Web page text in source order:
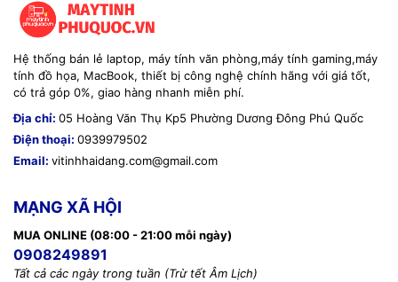
#ChuộtCóDâyLogitech #ChuộtGamingPhúQuốc
#ViTinhHaiDang #GamingGearPhuQuoc
#GamingMouseLogitech #PhuQuocGamingStore
📋Thông Số Kỹ Thuật:
Thông số Chi tiết
Cảm biến
DPI tối đa 25.600 DPI
Số nút 11 nút có thể lập trình
Hệ thống bán lẻ laptop, máy tính văn phòng,máy tính gaming,máy
tính đồ họa, MacBook, thiết bị công nghệ chính hãng với giá tốt,
có trả góp 0%, giao hàng nhanh miễn phí.
Địa chỉ: 05 Hoàng Văn Thụ Kp5 Phường Dương Đông Phú Quốc
Điện thoại: 0939979502
Email: vitinhhaidang.com@gmail.com
MẠNG XÃ HỘI
MUA ONLINE (08:00 - 21:00 mỗi ngày)
0908249891
Tất cả các ngày trong tuần (Trừ tết Âm Lịch)